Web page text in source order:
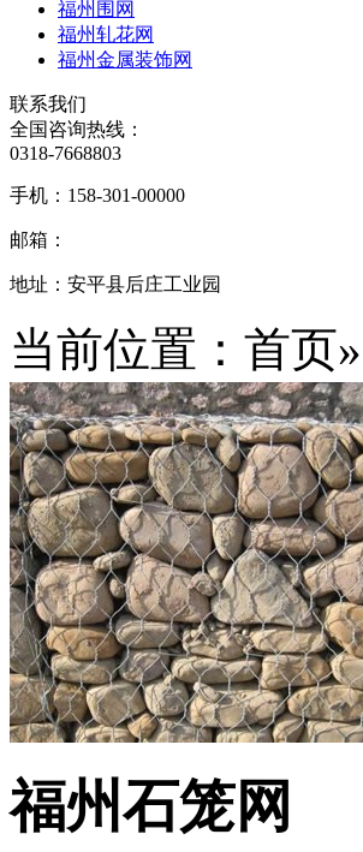
福州围网
福州轧花网
福州金属装饰网
联系我们
全国咨询热线：
0318-7668803
手机： 158-301-00000
邮箱：
地址： 安平县后庄工业园
当前位置：首页
福州石笼网